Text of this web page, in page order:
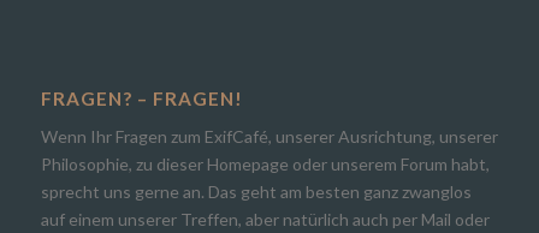
FRAGEN? – FRAGEN!
Wenn Ihr Fragen zum ExifCafé, unserer Ausrichtung, unserer
Philosophie, zu dieser Homepage oder unserem Forum habt,
sprecht uns gerne an. Das geht am besten ganz zwanglos
auf einem unserer Treffen, aber natürlich auch per Mail oder